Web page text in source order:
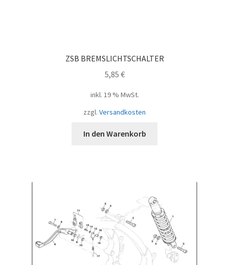
ZSB BREMSLICHTSCHALTER
5,85 €
inkl. 19 % MwSt.
zzgl. Versandkosten
In den Warenkorb